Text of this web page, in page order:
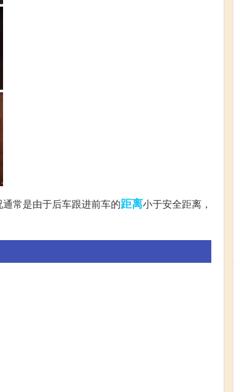
常是由于后车跟进前车的距离小于安全距离，